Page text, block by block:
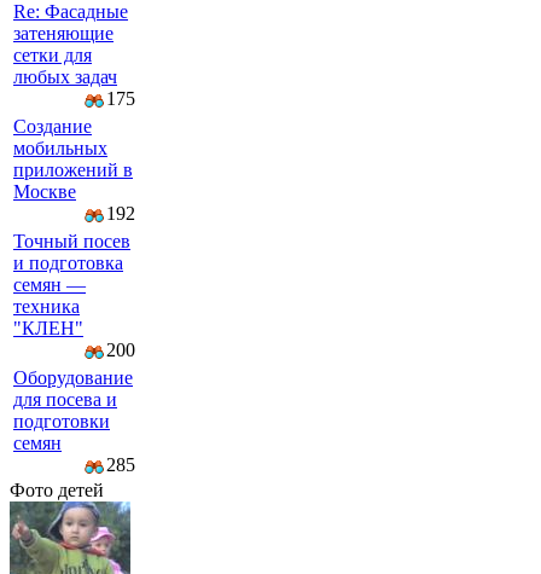
Re: Фасадные
затеняющие
сетки для
любых задач
175
Создание
мобильных
приложений в
Москве
192
Точный посев
и подготовка
семян —
техника
"КЛЕН"
200
Оборудование
для посева и
подготовки
семян
285
Фото детей